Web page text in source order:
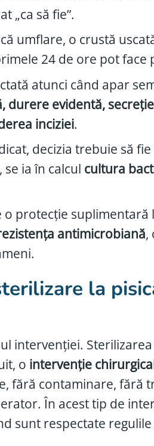
„ca să fie”.
umflare, o crustă
24 de ore pot face
atunci când apar
durere evidentă,
inciziei.
decizia trebuie să
ia în calcul cultura
protecție
antimicrobiană,
la
intervenției.
o intervenție
fără contaminare, fără
În acest tip de
sunt respectate